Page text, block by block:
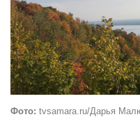
Фото: tvsamara.ru/Дарья